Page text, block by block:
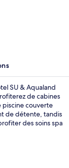
SU & Aqualand
de cabines
piscine couverte
de détente, tandis
des soins spa
à siroter des
en outre une